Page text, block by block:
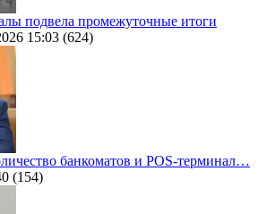
подвела промежуточные итоги
15:03 (624)
банкоматов и POS-терминал…
(154)